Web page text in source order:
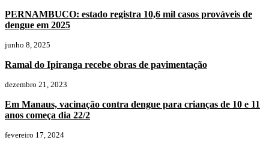
PERNAMBUCO: estado registra 10,6 mil casos prováveis de
dengue em 2025
junho 8, 2025
Ramal do Ipiranga recebe obras de pavimentação
dezembro 21, 2023
Em Manaus, vacinação contra dengue para crianças de 10 e 11
anos começa dia 22/2
fevereiro 17, 2024